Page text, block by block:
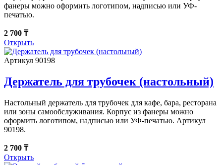
фанеры можно оформить логотипом, надписью или УФ-
печатью.
2 700 ₸
Открыть
Артикул 90198
Держатель для трубочек (настольный)
Настольный держатель для трубочек для кафе, бара, ресторана
или зоны самообслуживания. Корпус из фанеры можно
оформить логотипом, надписью или УФ-печатью. Артикул
90198.
2 700 ₸
Открыть